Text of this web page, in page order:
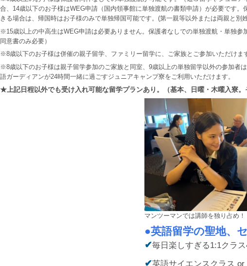
合、14歳以下のお子様はWEG申請（国内領事館に単独渡航の書類申請）が必要です。
きる場合は、帰国時はお子様のみで単独帰国可能です。(第一親等以外または両親と別
※15歳以上の中高生はWEG申請は必要ありません。保護者なしでの単独渡航・単独参
同意書のみ必要）
※8歳以下のお子様は併催の親子留学、ファミリー留学に、ご家族とご参加いただけま
※8歳以下のお子様は親子留学参加のご家族と同室、9歳以上の単独留学以外の参加者
語ガーディアンが24時間一緒に過ごすジュニアキャンプ寮をご利用いただけます。
★ 上記日程以外でも受け入れ可能な留学プランあり。（基本、日曜・木曜入寮。
マンツーマンでは講師を独り占め！
●英語留学の聖地、
✔︎毎日楽しすぎる1:1クラ
✔︎英語サイエンスクラス